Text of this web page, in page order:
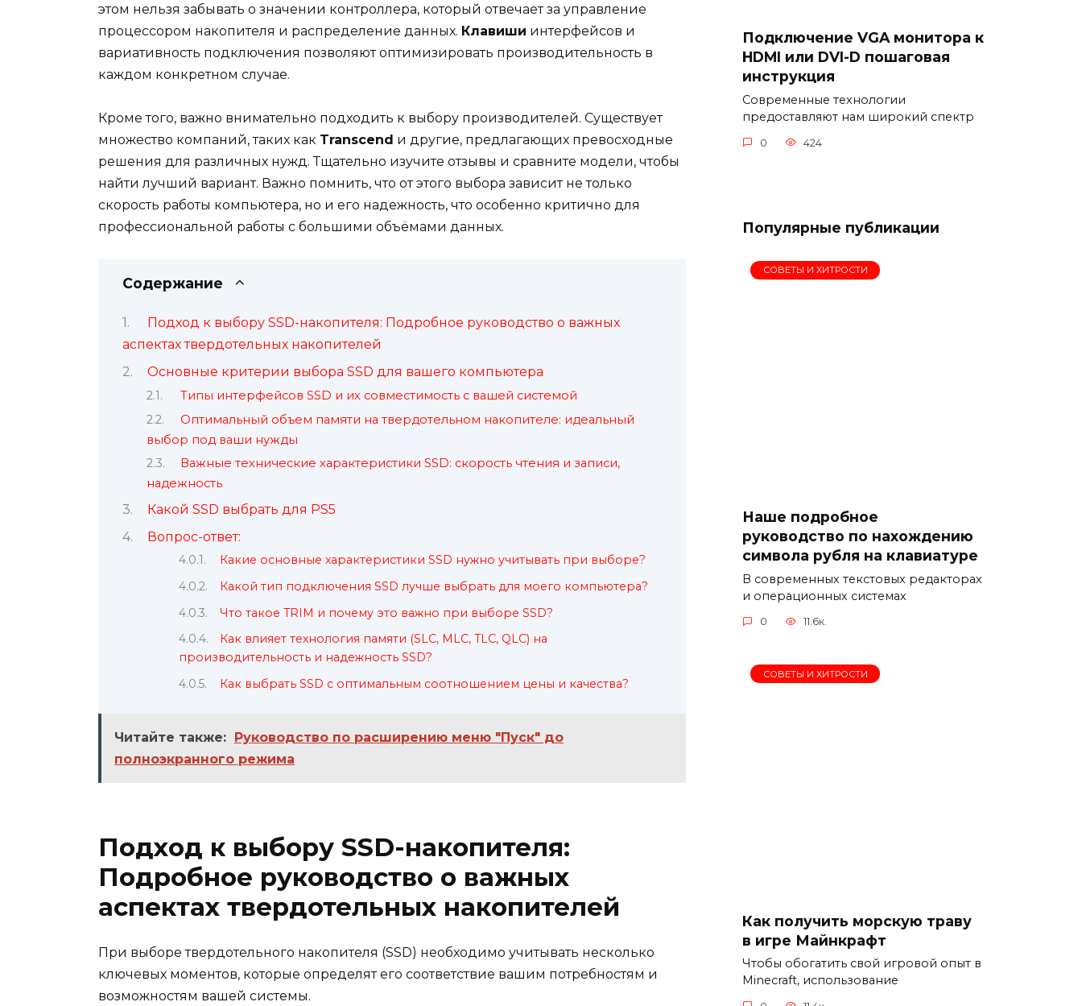
этом нельзя забывать о значении контроллера, который отвечает за управление
процессором накопителя и распределение данных. Клавиши интерфейсов и
вариативность подключения позволяют оптимизировать производительность в
каждом конкретном случае.
Кроме того, важно внимательно подходить к выбору производителей. Существует
множество компаний, таких как Transcend и другие, предлагающих превосходные
решения для различных нужд. Тщательно изучите отзывы и сравните модели, чтобы
найти лучший вариант. Важно помнить, что от этого выбора зависит не только
скорость работы компьютера, но и его надежность, что особенно критично для
профессиональной работы с большими объёмами данных.
Содержание
Подход к выбору SSD-накопителя: Подробное руководство о важных
аспектах твердотельных накопителей
Основные критерии выбора SSD для вашего компьютера
Типы интерфейсов SSD и их совместимость с вашей системой
Оптимальный объем памяти на твердотельном накопителе: идеальный
выбор под ваши нужды
Важные технические характеристики SSD: скорость чтения и записи,
надежность
Какой SSD выбрать для PS5
Вопрос-ответ:
Какие основные характеристики SSD нужно учитывать при выборе?
Какой тип подключения SSD лучше выбрать для моего компьютера?
Что такое TRIM и почему это важно при выборе SSD?
Как влияет технология памяти (SLC, MLC, TLC, QLC) на
производительность и надежность SSD?
Как выбрать SSD с оптимальным соотношением цены и качества?
Читайте также:
Руководство по расширению меню "Пуск" до
полноэкранного режима
Подход к выбору SSD-накопителя:
Подробное руководство о важных
аспектах твердотельных накопителей
При выборе твердотельного накопителя (SSD) необходимо учитывать несколько
ключевых моментов, которые определят его соответствие вашим потребностям и
возможностям вашей системы.
Подключение VGA монитора к
HDMI или DVI-D пошаговая
инструкция
Современные технологии
предоставляют нам широкий спектр
0 424
Популярные публикации
СОВЕТЫ И ХИТРОСТИ
Наше подробное
руководство по нахождению
символа рубля на клавиатуре
В современных текстовых редакторах
и операционных системах
0 11.6к.
СОВЕТЫ И ХИТРОСТИ
Как получить морскую траву
в игре Майнкрафт
Чтобы обогатить свой игровой опыт в
Minecraft, использование